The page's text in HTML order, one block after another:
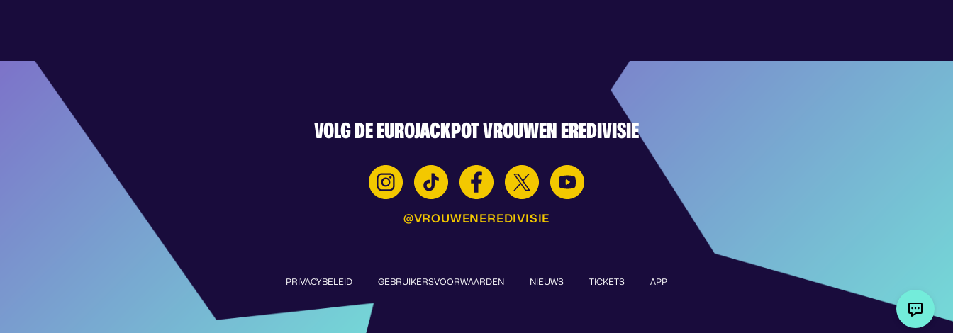
VOLG DE EUROJACKPOT VROUWEN EREDIVISIE
@VROUWENEREDIVISIE
PRIVACYBELEID GEBRUIKERSVOORWAARDEN NIEUWS TICKETS APP